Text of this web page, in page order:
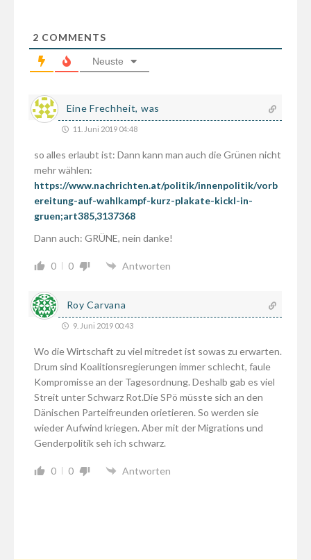
2 COMMENTS
Neuste
Eine Frechheit, was
11. Juni 2019 04:48
so alles erlaubt ist: Dann kann man auch die Grünen nicht
mehr wählen:
https://www.nachrichten.at/politik/innenpolitik/vorb
ereitung-auf-wahlkampf-kurz-plakate-kickl-in-
gruen;art385,3137368
Dann auch: GRÜNE, nein danke!
0 0 Antworten
Roy Carvana
9. Juni 2019 00:43
Wo die Wirtschaft zu viel mitredet ist sowas zu erwarten.
Drum sind Koalitionsregierungen immer schlecht, faule
Kompromisse an der Tagesordnung. Deshalb gab es viel
Streit unter Schwarz Rot.Die SPö müsste sich an den
Dänischen Parteifreunden orietieren. So werden sie
wieder Aufwind kriegen. Aber mit der Migrations und
Genderpolitik seh ich schwarz.
0 0 Antworten